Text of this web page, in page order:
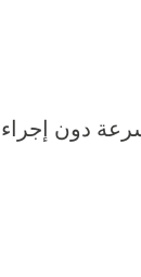
دون